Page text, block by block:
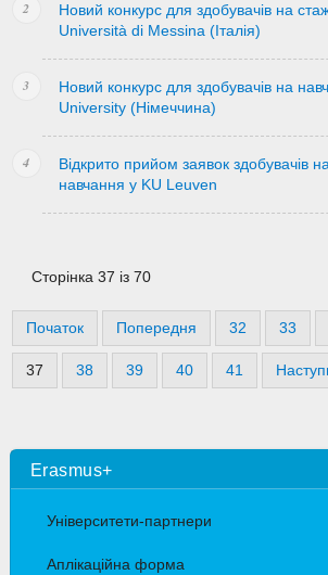
Новий конкурс для здобувачів на
Università di Messina (Італія)
Новий конкурс для здобувачів на
University (Німеччина)
Відкрито прийом заявок здобувачів
навчання у KU Leuven
Сторінка 37 із 70
Початок Попередня 32 33
37 38 39 40 41
Erasmus+
Університети-партнери
Аплікаційна форма